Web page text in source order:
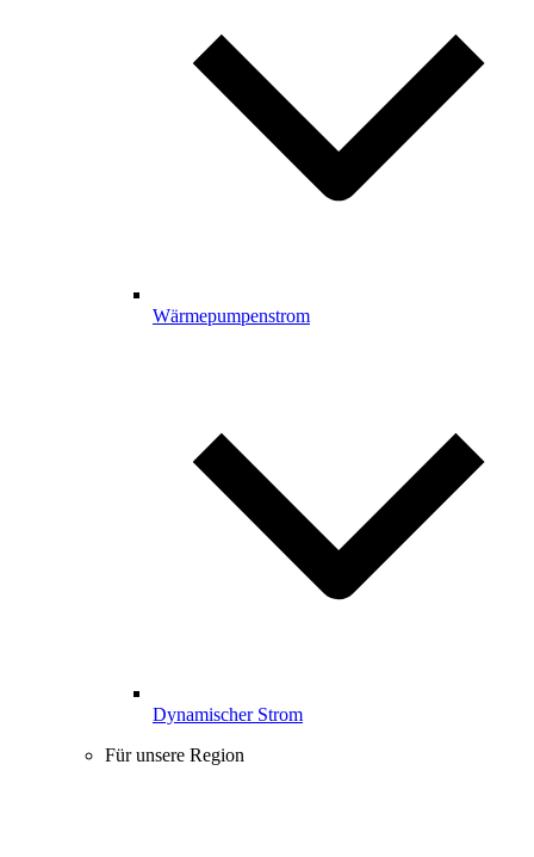
Wärmepumpenstrom
Dynamischer Strom
Für unsere Region